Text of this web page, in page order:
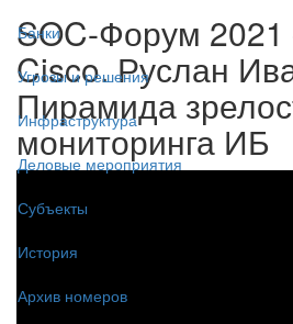
Банки
Угрозы и решения
Инфраструктура
Деловые мероприятия
Субъекты
История
Архив номеров
SOC-Форум
Cisco. Руслан
Пирамида
мониторинга ИБ